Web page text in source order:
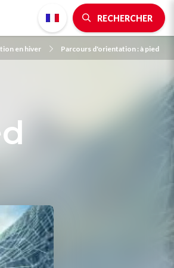
RECHERCHER
en hiver Parcours d'orientation : à pied